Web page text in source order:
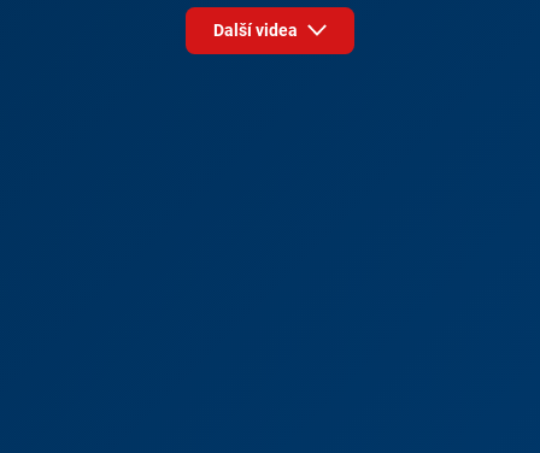
Další videa